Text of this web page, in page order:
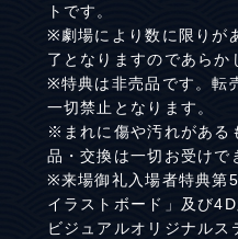
トです。
※劇場により数に限りが
了となりますのであらか
※特典は非売品です。転
一切禁止となります。
※まれに傷や汚れがある
品・交換は一切お受けで
※来場御礼入場者特典第
イラストボード」及び
ビジュアルオリジナル